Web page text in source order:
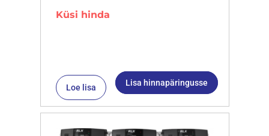
Küsi hinda
Loe lisa Lisa hinnapäringusse